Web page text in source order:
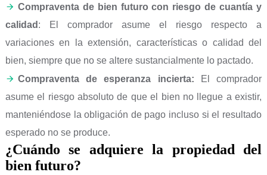
Compraventa de bien futuro con riesgo de cuantía y
calidad : El comprador asume el riesgo respecto a
variaciones en la extensión, características o calidad del
bien, siempre que no se altere sustancialmente lo pactado.
Compraventa de esperanza incierta:
El comprador
asume el riesgo absoluto de que el bien no llegue a existir,
manteniéndose la obligación de pago incluso si el resultado
esperado no se produce.
¿Cuándo se adquiere la propiedad del
bien futuro?